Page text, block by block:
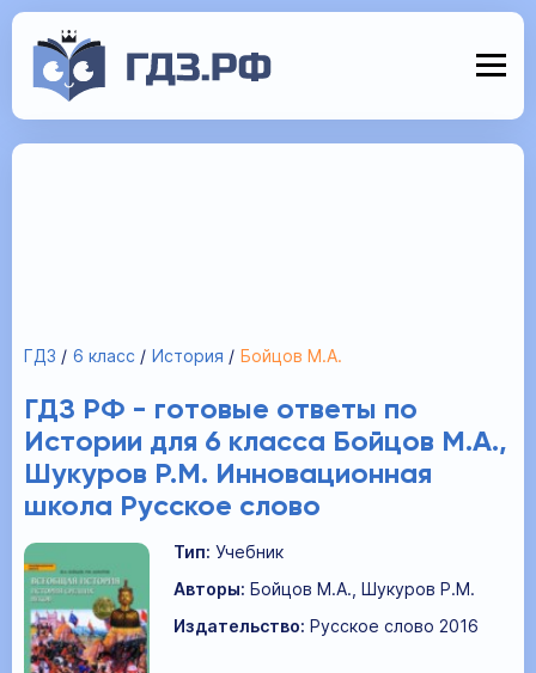
ГДЗ 6 класс История Бойцов М.А.
ГДЗ РФ - готовые ответы по
Истории для 6 класса Бойцов М.А.,
Шукуров Р.М. Инновационная
школа Русское слово
Тип: Учебник
Авторы: Бойцов М.А., Шукуров Р.М.
Издательство: Русское слово 2016